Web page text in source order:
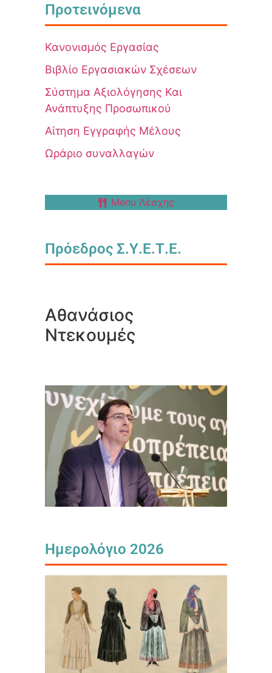
Προτεινόμενα
Κανονισμός Εργασίας
Βιβλίο Εργασιακών Σχέσεων
Σύστημα Αξιολόγησης Και
Ανάπτυξης Προσωπικού
Αίτηση Εγγραφής Μέλους
Ωράριο συναλλαγών
Menu Λέσχης
Πρόεδρος Σ.Υ.Ε.Τ.Ε.
Αθανάσιος
Ντεκουμές
Ημερολόγιο 2026